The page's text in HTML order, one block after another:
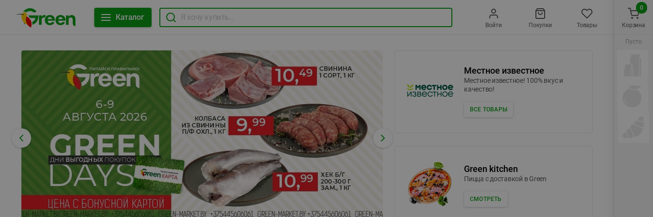
Каталог
Войти Покупки Товары
Местное известное
Местное известное! 100% вкус и
качество!
ВСЕ ТОВАРЫ
Green kitchen
Пицца c доставкой в Green
СМОТРЕТЬ
Корзина
0
Пусто